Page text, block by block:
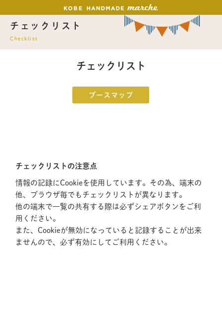
チェックリスト
Checklist
チェックリスト
ブースマップ
チェックリストの注意点
情報の記録にCookieを使用しています。その為、端末の
他、ブラウザ毎でもチェックリストが異なります。
他の端末で一覧の共有する際は必ずシェアボタンをご利
用ください。
また、Cookieが無効になっていると記録することが出来
ませんので、必ず有効にしてご利用ください。